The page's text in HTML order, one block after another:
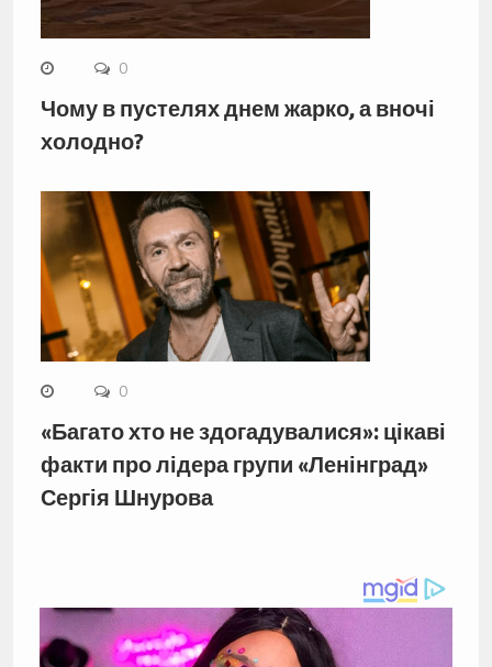
0
Чому в пустелях днем жарко, а вночі
холодно?
0
«Багато хто не здогадувалися»: цікаві
факти про лідера групи «Ленінград»
Сергія Шнурова